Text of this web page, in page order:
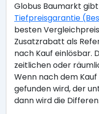
Globus Baumarkt
Tiefpreisgarantie
besten
Zusatzrabatt als
nach Kauf einlösbar.
zeitlichen oder
Wenn nach dem
gefunden wird, der
dann wird die